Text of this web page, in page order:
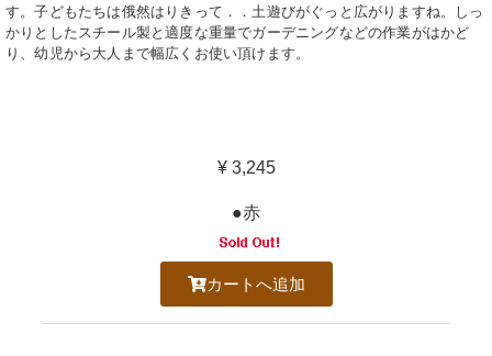
す。子どもたちは俄然はりきって．．土遊びがぐっと広がりますね。しっ
かりとしたスチール製と適度な重量でガーデニングなどの作業がはかど
り、幼児から大人まで幅広くお使い頂けます。
¥ 3,245
●赤
カートへ追加